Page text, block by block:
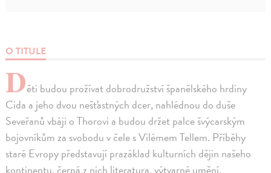
O TITULE
Děti budou prožívat dobrodružství španělského hrdiny
Cida a jeho dvou nešťastných dcer, nahlédnou do duše
Seveřanů vbáji o Thorovi a budou držet palce švýcarským
bojovníkům za svobodu v čele s Vilémem Tellem. Příběhy
staré Evropy představují prazáklad kulturních dějin našeho